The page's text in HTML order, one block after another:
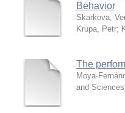
Behavior
Skarkova,
Krupa, Petr;
The
Moya-
and